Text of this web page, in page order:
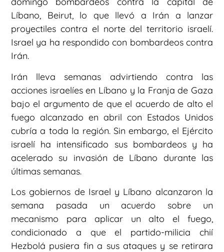
Líbano, Beirut, lo que llevó a Irán a lanzar
proyectiles contra el norte del territorio israelí.
Israel ya ha respondido con bombardeos contra
Irán.
Irán lleva semanas advirtiendo contra las
acciones israelíes en Líbano y la Franja de Gaza
bajo el argumento de que el acuerdo de alto el
fuego alcanzado en abril con Estados Unidos
cubría a toda la región. Sin embargo, el Ejército
israelí ha intensificado sus bombardeos y ha
acelerado su invasión de Líbano durante las
últimas semanas.
Los gobiernos de Israel y Líbano alcanzaron la
semana pasada un acuerdo sobre un
mecanismo para aplicar un alto el fuego,
condicionado a que el partido-milicia chií
Hezbolá pusiera fin a sus ataques y se retirara